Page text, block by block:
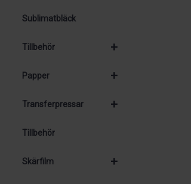
Sublimatbläck
+
Tillbehör
+
Papper
+
Transferpressar
Tillbehör
+
Skärfilm